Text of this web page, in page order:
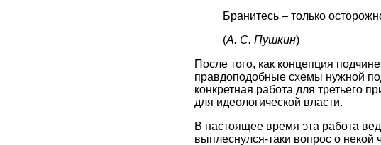
Бранитесь – только
(А. С. Пушкин)
После того, как концепция
правдоподобные схемы нужной
конкретная работа для третьего
для идеологической власти.
В настоящее время эта работа
выплеснулся-таки вопрос о некой